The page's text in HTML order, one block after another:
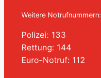
Weitere Notrufnummern:
Polizei: 133
Rettung: 144
Euro-Notruf: 112